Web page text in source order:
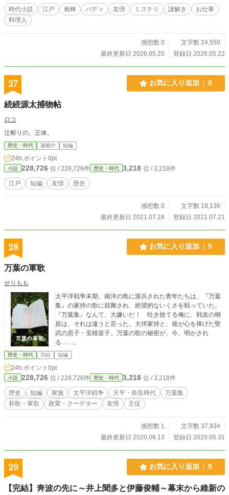
時代小説 江戸 相棒 バディ 友情 ミステリ 謎解き
お仕事
料理人
感想数 0
文字数 24,550
最終更新日 2026.05.25
登録日 2026.05.22
27 お気に入り追加 0
続続源太捕物帖
ロコ
辻斬りの、正体。
歴史・時代 連載中 短編
24h.ポイント 0pt
小説 228,726 位 / 228,726件 歴史・時代 3,218 位 / 3,218件
江戸 短編 友情 歴史
感想数 0
文字数 18,136
最終更新日 2021.07.24
登録日 2021.07.21
28 お気に入り追加 5
万葉の軍歌
せりもも
太平洋戦争末期。南洋の島に派兵された青年たちは、『万葉
集』の家持の歌に鼓舞され、絶望的ないくさを戦っていた。
『万葉集』なんて、大嫌いだ！ 吐き捨てる俺に、戦友の桐
原は、それは違うと言った。大伴家持と、彼が心を捧げた聖
武の息子・安積皇子。万葉の歌の秘密が、今、明かされ
る……。
歴史・時代 完結 短編
24h.ポイント 0pt
小説 228,726 位 / 228,726件 歴史・時代 3,218 位 / 3,218件
歴史 短編 家族 太平洋戦争 天平・奈良時代
万葉集
和歌・軍歌
政変・クーデター 友情 主従
感想数 1
文字数 37,934
最終更新日 2020.06.13
登録日 2020.05.31
29 お気に入り追加 5
【完結】奔波の先に～井上聞多と伊藤俊輔～幕末から維新の